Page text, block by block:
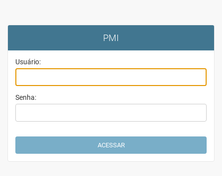
PMI
Usuário:
Senha: